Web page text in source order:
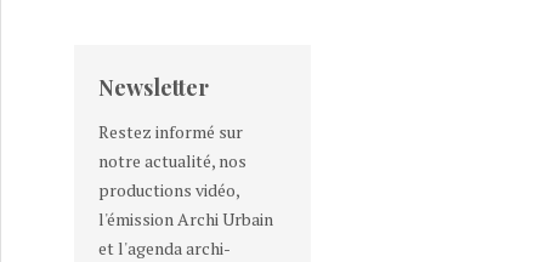
Newsletter
Restez informé sur
notre actualité, nos
productions vidéo,
l'émission Archi Urbain
et l'agenda archi-